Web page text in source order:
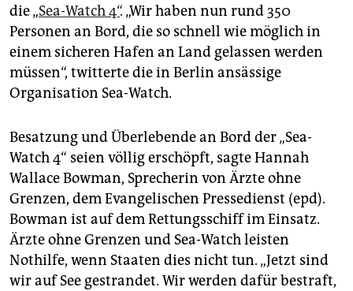
genossenschaft
epaper login
die „Sea-Watch 4“. „Wir haben nun rund 350
Personen an Bord, die so schnell wie möglich in
einem sicheren Hafen an Land gelassen werden
müssen“, twitterte die in Berlin ansässige
Organisation Sea-Watch.
Besatzung und Überlebende an Bord der „Sea-
Watch 4“ seien völlig erschöpft, sagte Hannah
Wallace Bowman, Sprecherin von Ärzte ohne
Grenzen, dem Evangelischen Pressedienst (epd).
Bowman ist auf dem Rettungsschiff im Einsatz.
Ärzte ohne Grenzen und Sea-Watch leisten
Nothilfe, wenn Staaten dies nicht tun. „Jetzt sind
wir auf See gestrandet. Wir werden dafür bestraft,